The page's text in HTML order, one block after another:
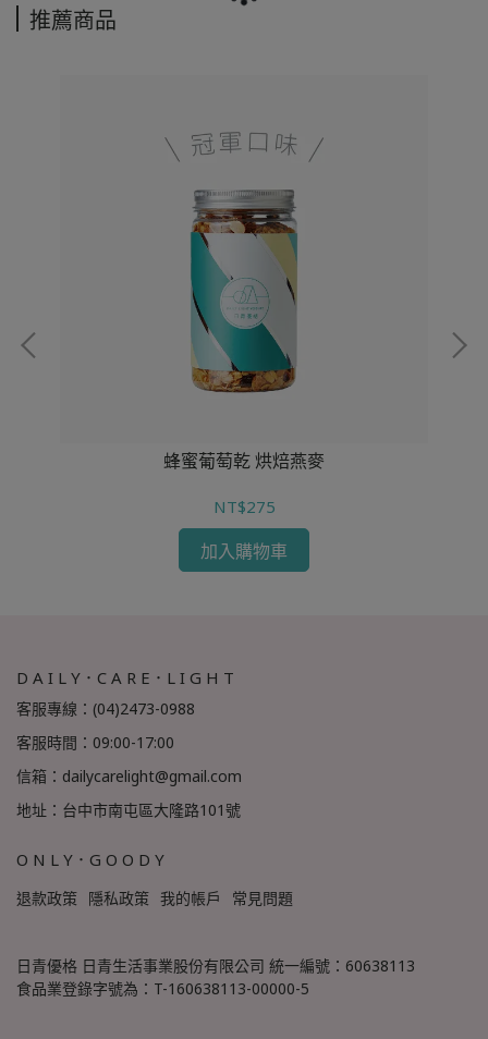
推薦商品
蜂蜜葡萄乾 烘焙燕麥
NT$275
加入購物車
D A I L Y．C A R E．L I G H T
客服專線：(04)2473-0988
客服時間：09:00-17:00
信箱：dailycarelight@gmail.com
地址：台中市南屯區大隆路101號
O N L Y．G O O D Y
退款政策 隱私政策 我的帳戶 常見問題
日青優格 日青生活事業股份有限公司 統一編號：60638113
食品業登錄字號為：T-160638113-00000-5